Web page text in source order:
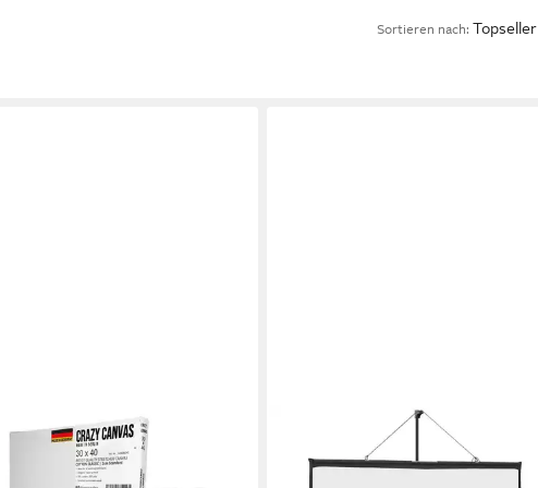
Sortieren nach: Topseller
CANVAS
Cotton Classic 30x30 cm,
Pack, mittlere Struktur,
60aposapos 169 Beamer Leinwand
mit Stativ 60 Zoll 169 Pull-Up-